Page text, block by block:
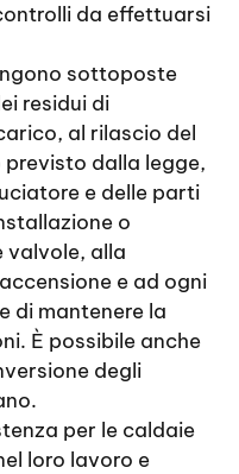
da effettuarsi
sottoposte
residui di
al rilascio del
dalla legge,
e delle parti
o
valvole, alla
e ad ogni
di mantenere la
È possibile anche
degli
per le caldaie
loro lavoro e